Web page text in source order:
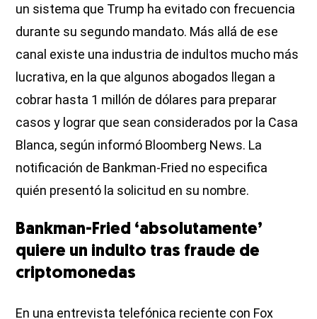
un sistema que Trump ha evitado con frecuencia
durante su segundo mandato. Más allá de ese
canal existe una industria de indultos mucho más
lucrativa, en la que algunos abogados llegan a
cobrar hasta 1 millón de dólares para preparar
casos y lograr que sean considerados por la Casa
Blanca, según informó Bloomberg News. La
notificación de Bankman-Fried no especifica
quién presentó la solicitud en su nombre.
Bankman-Fried ‘absolutamente’
quiere un indulto tras fraude de
criptomonedas
En una entrevista telefónica reciente con Fox